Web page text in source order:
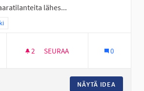
lähes...
mukaan: Läntinen Seinäjoki
2 2 SEURAAJAA
SEURAA 0
NÄYTÄ IDEA